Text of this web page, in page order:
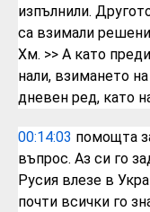
изпълнили.
са взимали
Хм. >> А като
нали, взимането
дневен ред, като
00:14:03 помощта
въпрос. Аз си го
Русия влезе в
почти всички го